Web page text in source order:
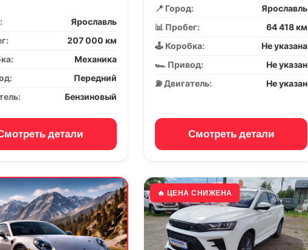
Ярославль
207 000 км
Механика
Передний
Бензиновый
детали
📍 Город:
Ярославль
📊 Пробег:
64 418 км
🕹️ Коробка:
Не указана
🏎️ Привод:
Не указан
⛽ Двигатель:
Не указан
Смотреть детали
🔥 ЦЕНА СНИЖЕНА